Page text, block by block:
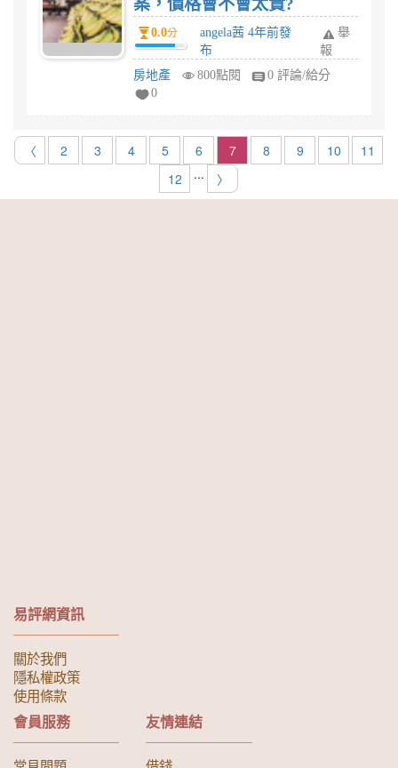
案，價格會不會太貴?
0.0分
angela茜 4年前發
布
舉
報
房地產
800點閱
0 評論/給分
0
〈 2 3 4 5 6 7 8 9 10
11
12
... 〉
易評網資訊
關於我們
隱私權政策
使用條款
會員服務 友情連結